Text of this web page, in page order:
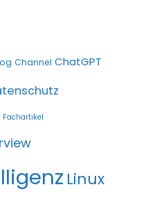
Channel ChatGPT
Fachartikel
Linux